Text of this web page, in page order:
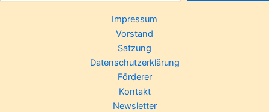
Impressum
Vorstand
Satzung
Datenschutzerklärung
Förderer
Kontakt
Newsletter